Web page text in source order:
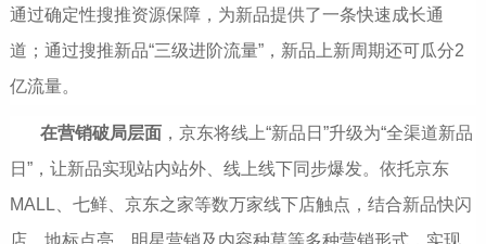
通过确定性搜推资源保障，为新品提供了一条快速成长通
道；通过搜推新品“三级进阶流量”，新品上新周期还可瓜分2
亿流量。
在营销破局层面，京东将线上“新品日”升级为“全渠道新品
日”，让新品实现站内站外、线上线下同步爆发。依托京东
MALL、七鲜、京东之家等数万家线下店触点，结合新品快闪